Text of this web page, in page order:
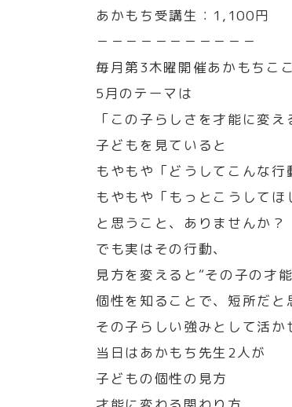
あかもち受講生：1,100円
－－－－－－－－－－－
毎月第3木曜開催あかもちこ
5月のテーマは
「この子らしさを才能に変え
子どもを見ていると
もやもや「どうしてこんな行
もやもや「もっとこうしてほ
と思うこと、ありませんか？
でも実はその行動、
見方を変えると“その子の才
個性を知ることで、短所だと
その子らしい強みとして活か
当日はあかもち先生2人が
子どもの個性の見方